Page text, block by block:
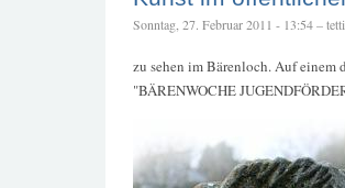
Sonntag, 27. Februar 2011 - 13:54 – tetti
zu sehen im Bärenloch. Auf einem
"BÄRENWOCHE